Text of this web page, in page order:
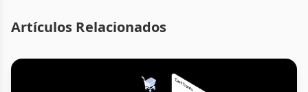
Artículos Relacionados